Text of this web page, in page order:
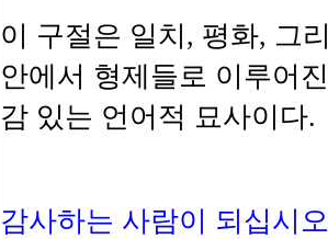
이 구절은 일치, 평화, 그
안에서 형제들로 이루어진
감 있는 언어적 묘사이다.
감사하는 사람이 되십시오